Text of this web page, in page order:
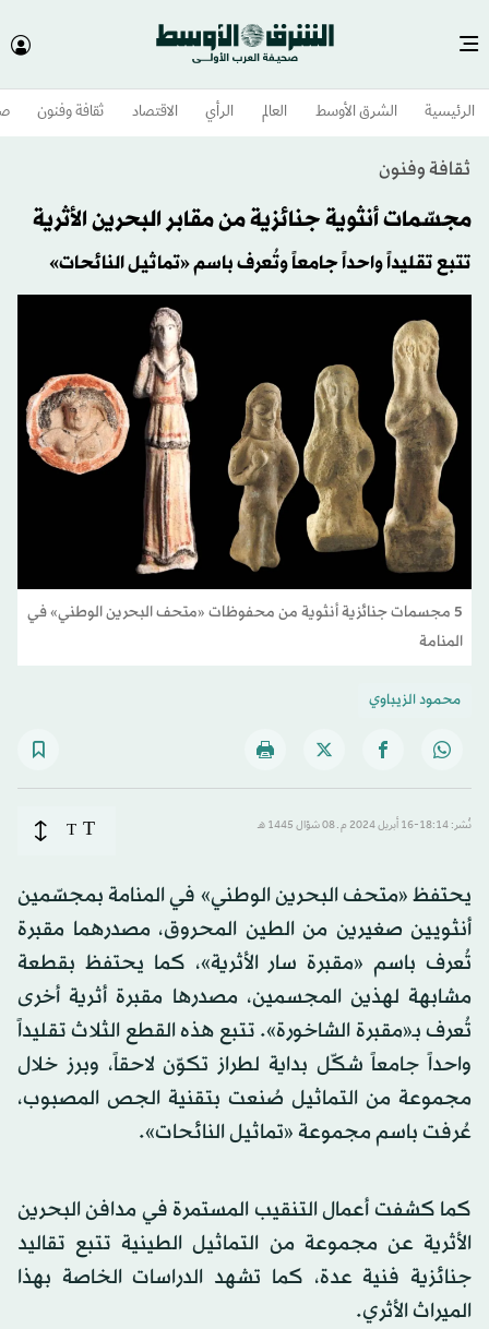
الرئيسية الشرق الأوسط​ العالم الرأي الاقتصاد ثقافة وفنون
ثقافة وفنون
مجسّمات أنثوية جنائزية من مقابر البحرين الأثرية
تتبع تقليداً واحداً جامعاً وتُعرف باسم «تماثيل النائحات»
5 مجسمات جنائزية أنثوية من محفوظات «متحف البحرين الوطني» في
المنامة
محمود الزيباوي
نُشر: 18:14-16 أبريل 2024 م ـ 08 شوّال 1445 هـ T
T
يحتفظ «متحف البحرين الوطني» في المنامة بمجسّمين
أنثويين صغيرين من الطين المحروق، مصدرهما مقبرة
تُعرف باسم «مقبرة سار الأثرية»، كما يحتفظ بقطعة
مشابهة لهذين المجسمين، مصدرها مقبرة أثرية أخرى
تُعرف بـ«مقبرة الشاخورة». تتبع هذه القطع الثلاث تقليداً
واحداً جامعاً شكّل بداية لطراز تكوّن لاحقاً، وبرز خلال
مجموعة من التماثيل صُنعت بتقنية الجص المصبوب،
عُرفت باسم مجموعة «تماثيل النائحات».
كما كشفت أعمال التنقيب المستمرة في مدافن البحرين
الأثرية عن مجموعة من التماثيل الطينية تتبع تقاليد
جنائزية فنية عدة، كما تشهد الدراسات الخاصة بهذا
الميراث الأثري.